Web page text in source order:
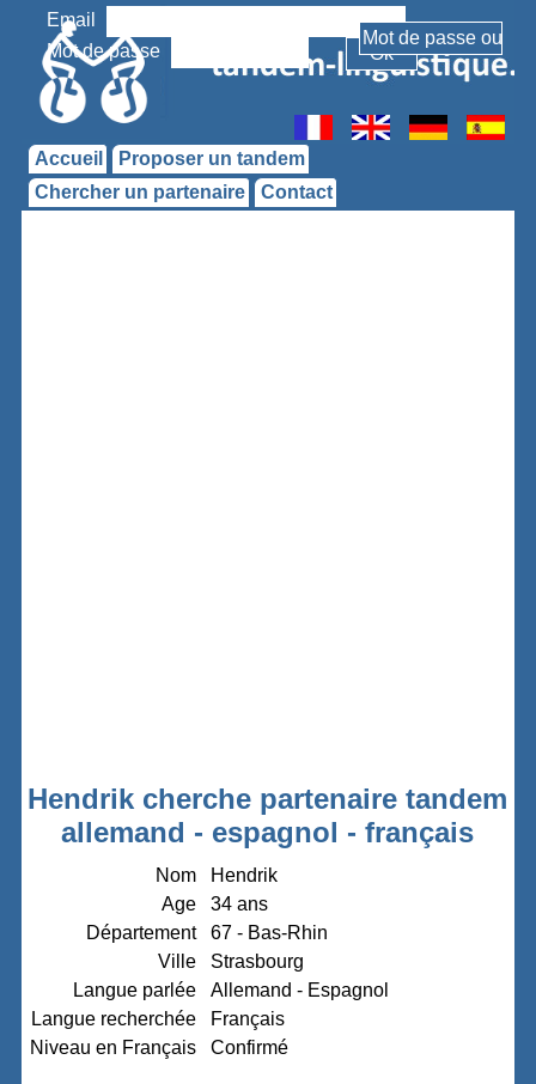
Email
Mot de passe
Accueil
Proposer un tandem
Chercher un partenaire
Contact
Hendrik cherche partenaire tandem
allemand - espagnol - français
Nom
Hendrik
Age
34 ans
Département
67 - Bas-Rhin
Ville
Strasbourg
Langue parlée
Allemand - Espagnol
Langue recherchée
Français
Niveau en Français
Confirmé